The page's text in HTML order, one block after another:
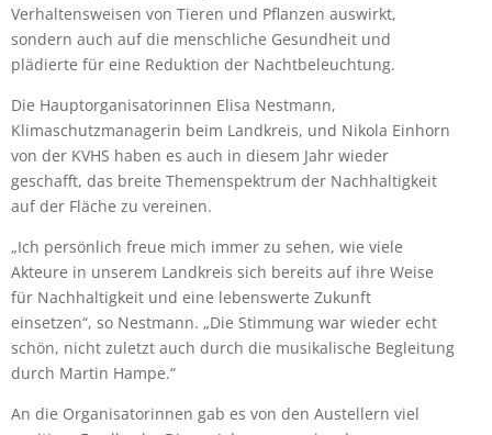
Verhaltensweisen von Tieren und Pflanzen auswirkt,
sondern auch auf die menschliche Gesundheit und
plädierte für eine Reduktion der Nachtbeleuchtung.
Die Hauptorganisatorinnen Elisa Nestmann,
Klimaschutzmanagerin beim Landkreis, und Nikola Einhorn
von der KVHS haben es auch in diesem Jahr wieder
geschafft, das breite Themenspektrum der Nachhaltigkeit
auf der Fläche zu vereinen.
„Ich persönlich freue mich immer zu sehen, wie viele
Akteure in unserem Landkreis sich bereits auf ihre Weise
für Nachhaltigkeit und eine lebenswerte Zukunft
einsetzen“, so Nestmann. „Die Stimmung war wieder echt
schön, nicht zuletzt auch durch die musikalische Begleitung
durch Martin Hampe.“
An die Organisatorinnen gab es von den Austellern viel